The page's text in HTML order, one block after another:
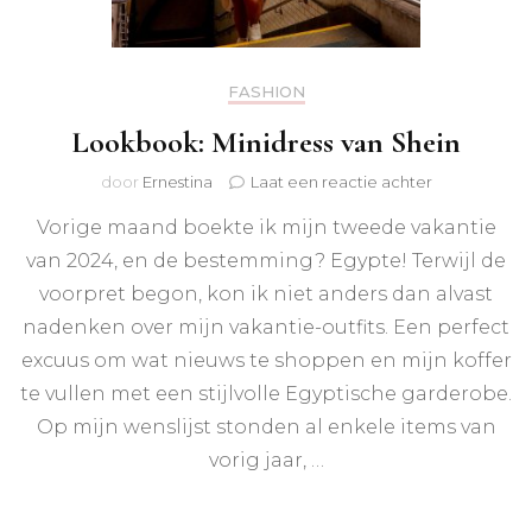
FASHION
Lookbook: Minidress van Shein
door Ernestina Laat een reactie achterop
Minidress
van
Shein
Vorige maand boekte ik mijn tweede vakantie
van 2024, en de bestemming? Egypte! Terwijl de
voorpret begon, kon ik niet anders dan alvast
nadenken over mijn vakantie-outfits. Een perfect
excuus om wat nieuws te shoppen en mijn koffer
te vullen met een stijlvolle Egyptische garderobe.
Op mijn wenslijst stonden al enkele items van
vorig jaar, …